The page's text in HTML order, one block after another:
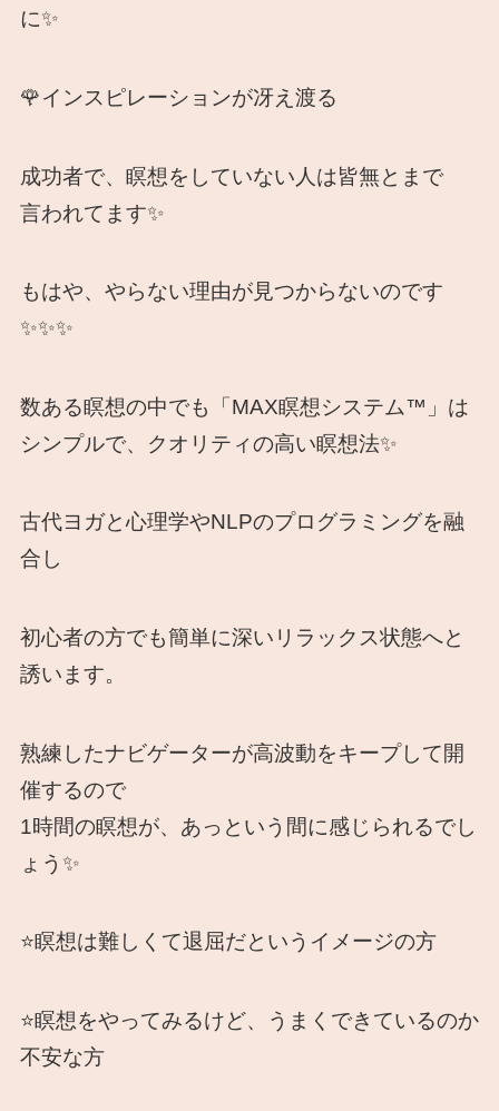
に✨
🌹インスピレーションが冴え渡る
成功者で、瞑想をしていない人は皆無とまで
言われてます✨
もはや、やらない理由が見つからないのです
✨✨✨
数ある瞑想の中でも「MAX瞑想システム™」は
シンプルで、クオリティの高い瞑想法✨
古代ヨガと心理学やNLPのプログラミングを融
合し
初心者の方でも簡単に深いリラックス状態へと
誘います。
熟練したナビゲーターが高波動をキープして開
催するので
1時間の瞑想が、あっという間に感じられるでし
ょう✨
⭐️瞑想は難しくて退屈だというイメージの方
⭐️瞑想をやってみるけど、うまくできているのか
不安な方